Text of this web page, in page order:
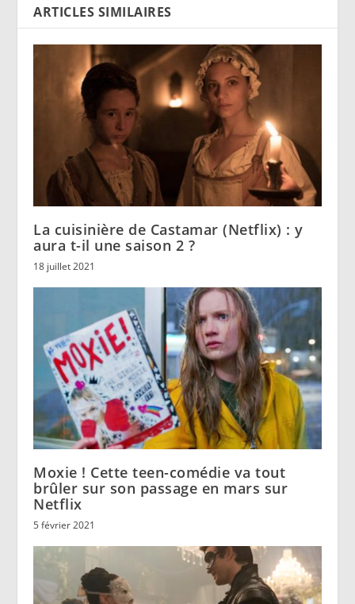
ARTICLES SIMILAIRES
La cuisinière de Castamar (Netflix) : y
aura t-il une saison 2 ?
18 juillet 2021
Moxie ! Cette teen-comédie va tout
brûler sur son passage en mars sur
Netflix
5 février 2021